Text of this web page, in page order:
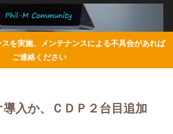
を実施、メンテナンスによる不具合があれば
ご連絡ください
導入か、ＣＤＰ２台目追加